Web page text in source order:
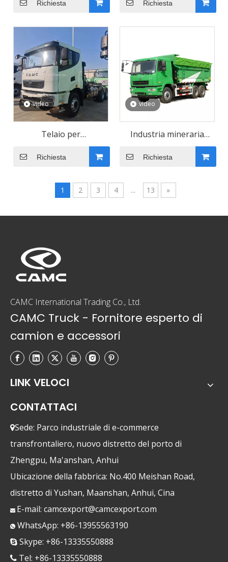
motore diesel da miniera
Richiesta
Diesel per impieghi
e azzurro cielo con guida
a sinistra
Richiesta
video
Telaio per
autobetoniera con tetto
piatto CAMC H08 8×4
sinistra | La forza
infrastrutturali efficienti
Richiesta
video
Industria mineraria
Autocarro pesante
economico e a basso
Richiesta
1 2 3 4 ... 13 »
CAMC International Trading Co., Ltd.
CAMC Truck - Fornitore esperto di
camion e accessori
LINK VELOCI
CONTATTACI
Sede: Parco industriale di e-commerce
transfrontaliero, nuovo distretto del porto di
Zhengpu, Ma'anshan, Anhui
Ubicazione della fabbrica: No.400 Meishan Road,
distretto di Yushan, Maanshan, Anhui, Cina
 E-mail: camcexport@camcexport.com
 WhatsApp: +86-13955563190
 Skype: +86-13335550888
 Tel: +86-13335550888